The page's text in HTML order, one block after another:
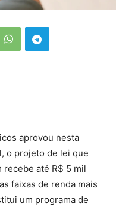
aprovou nesta
o projeto de lei que
recebe até R$ 5 mil
faixas de renda mais
um programa de